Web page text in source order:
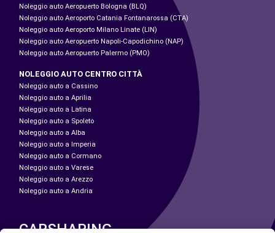
Noleggio auto Aeropuerto Bologna (BLQ)
Noleggio auto Aeroporto Catania Fontanarossa (CTA)
Noleggio auto Aeroporto Milano Linate (LIN)
Noleggio auto Aeropuerto Napoli-Capodichino (NAP)
Noleggio auto Aeropuerto Palermo (PMO)
NOLEGGIO AUTO CENTRO CITTÀ
Noleggio auto a Cassino
Noleggio auto a Aprilia
Noleggio auto a Latina
Noleggio auto a Spoleto
Noleggio auto a Alba
Noleggio auto a Imperia
Noleggio auto a Cormano
Noleggio auto a Varese
Noleggio auto a Arezzo
Noleggio auto a Andria